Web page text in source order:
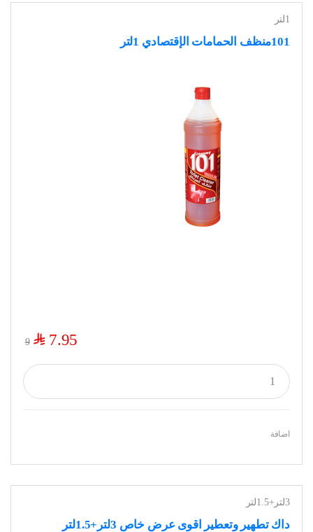
1لتر
101منظف الحمامات الإقتصادي 1لتر
7.95
$
9
اضافة
3لتر+1.5لتر
داك تطهير وتعطير اقوى عرض خاص 3لتر+1.5لتر